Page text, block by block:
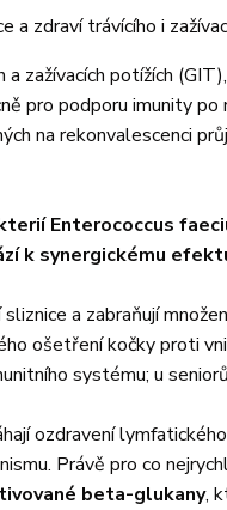
a zdraví trávícího i
a zažívacích potížích
pro podporu imunity po
na rekonvalescenci
Enterococcus
k synergickému
a zabraňují
ošetření kočky proti
systému; u
ozdravení
Právě pro co
beta-glukany,